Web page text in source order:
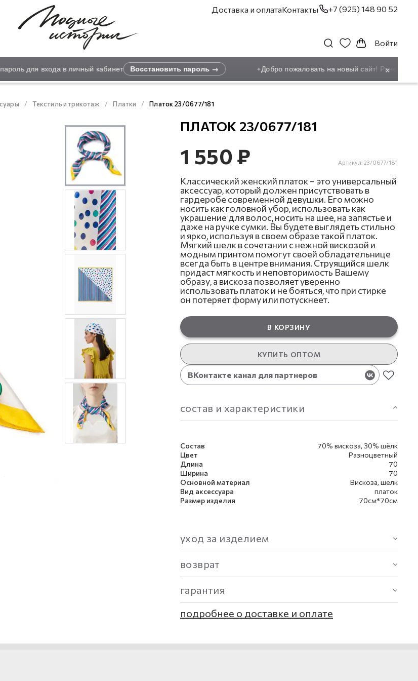
Доставка и оплатаКонтакты +7 (925) 148 90 52
Войти
для входа в личный кабинет Восстановить пароль → Добро пожаловать на новый сайт! Ранее
×
Текстиль и трикотаж Платки Платок 23/0677/181
ПЛАТОК 23/0677/181
1 550 ₽ Артикул: 23/0677/181
Классический женский платок – это универсальный
аксессуар, который должен присутствовать в
гардеробе современной девушки. Его можно
носить как головной убор, использовать как
украшение для волос, носить на шее, на запястье и
даже на ручке сумки. Вы будете выглядеть стильно
и ярко, используя в своем образе такой платок.
Мягкий шелк в сочетании с нежной вискозой и
модным принтом помогут своей обладательнице
всегда быть в центре внимания. Струящийся шелк
придаст мягкость и неповторимость Вашему
образу, а вискоза позволяет уверенно
использовать платок и не бояться, что при стирке
он потеряет форму или потускнеет.
В КОРЗИНУ
КУПИТЬ ОПТОМ
ВКонтакте канал для партнеров
состав и характеристики
Состав
70% вискоза, 30% шёлк
Цвет
Разноцветный
Длина
70
Ширина
70
Основной материал
Вискоза, шелк
Вид аксессуара
платок
Размер изделия
70см*70см
уход за изделием
возврат
гарантия
подробнее о доставке и оплате